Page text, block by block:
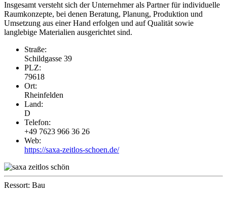
Insgesamt versteht sich der Unternehmer als Partner für individuelle
Raumkonzepte, bei denen Beratung, Planung, Produktion und
Umsetzung aus einer Hand erfolgen und auf Qualität sowie
langlebige Materialien ausgerichtet sind.
Straße:
Schildgasse 39
PLZ:
79618
Ort:
Rheinfelden
Land:
D
Telefon:
+49 7623 966 36 26
Web:
https://saxa-zeitlos-schoen.de/
Ressort: Bau